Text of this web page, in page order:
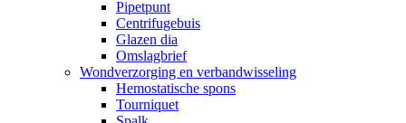
Pipetpunt
Centrifugebuis
Glazen dia
Omslagbrief
Wondverzorging en verbandwisseling
Hemostatische spons
Tourniquet